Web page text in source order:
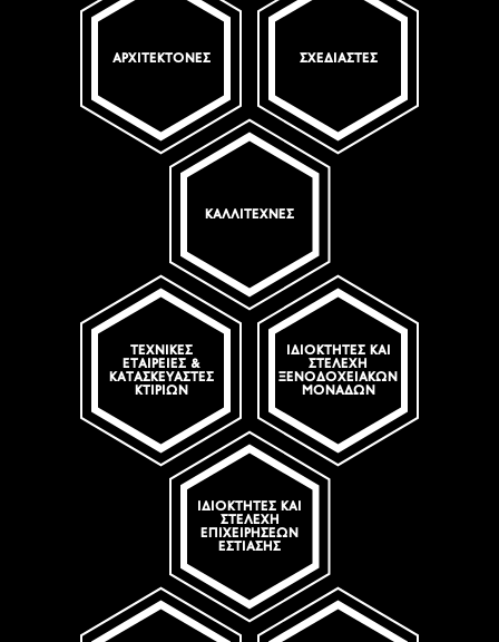
ΑΡΧΙΤΈΚΤΟΝΕΣ ΣΧΕΔΙΑΣΤΈΣ
ΚΑΛΛΙΤΈΧΝΕΣ
ΤΕΧΝΙΚΈΣ
ΕΤΑΙΡΕΊΕΣ &
ΚΑΤΑΣΚΕΥΑΣΤΈΣ
ΚΤΙΡΊΩΝ
ΙΔΙΟΚΤΉΤΕΣ ΚΑΙ
ΣΤΕΛΈΧΗ
ΞΕΝΟΔΟΧΕΙΑΚΏΝ
ΜΟΝΆΔΩΝ
ΙΔΙΟΚΤΉΤΕΣ ΚΑΙ
ΣΤΕΛΈΧΗ
ΕΠΙΧΕΙΡΉΣΕΩΝ
ΕΣΤΊΑΣΗΣ